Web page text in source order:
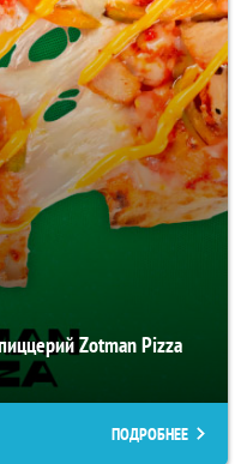
Zotman Pizza
ПОДРОБНЕЕ